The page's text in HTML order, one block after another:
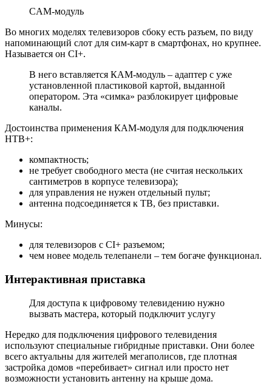
CAM-модуль
Во многих моделях телевизоров сбоку есть разъем, по виду
напоминающий слот для сим-карт в смартфонах, но крупнее.
Называется он CI+.
В него вставляется КАМ-модуль – адаптер с уже
установленной пластиковой картой, выданной
оператором. Эта «симка» разблокирует цифровые
каналы.
Достоинства применения КАМ-модуля для подключения
НТВ+:
компактность;
не требует свободного места (не считая нескольких
сантиметров в корпусе телевизора);
для управления не нужен отдельный пульт;
антенна подсоединяется к ТВ, без приставки.
Минусы:
для телевизоров с CI+ разъемом;
чем новее модель телепанели – тем богаче функционал.
Интерактивная приставка
Для доступа к цифровому телевидению нужно
вызвать мастера, который подключит услугу
Нередко для подключения цифрового телевидения
используют специальные гибридные приставки. Они более
всего актуальны для жителей мегаполисов, где плотная
застройка домов «перебивает» сигнал или просто нет
возможности установить антенну на крыше дома.